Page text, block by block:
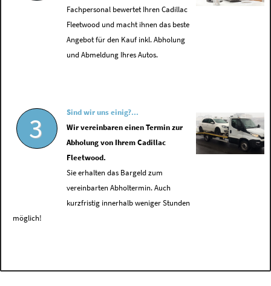
Fachpersonal bewertet Ihren Cadillac
Fleetwood und macht ihnen das beste
Angebot für den Kauf inkl. Abholung
und Abmeldung Ihres Autos.
3
Sind wir uns einig?...
Wir vereinbaren einen Termin zur
Abholung von Ihrem Cadillac
Fleetwood.
Sie erhalten das Bargeld zum
vereinbarten Abholtermin. Auch
kurzfristig innerhalb weniger Stunden
möglich!